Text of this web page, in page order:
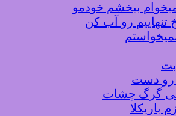
ببخشم خودمو
تنهاییم رو آب کن
رو دست
گرگ چشات
باریکلا